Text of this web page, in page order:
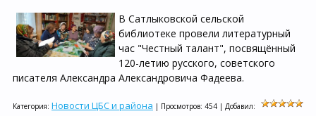
В Сатлыковской сельской
библиотеке провели литературный
час "Честный талант", посвящённый
120-летию русского, советского
писателя Александра Александровича Фадеева.
Категория: Новости ЦБС и района | Просмотров: 454 | Добавил: